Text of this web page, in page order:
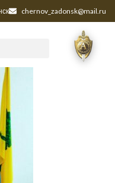
chernov_zadonsk@mail.ru